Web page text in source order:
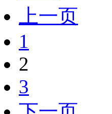
上一页
1
2
3